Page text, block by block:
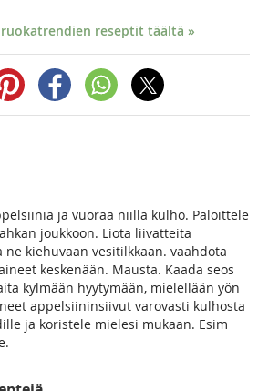
reseptit täältä »
ja vuoraa niillä kulho. Paloittele
joukkoon. Liota liivatteita
ne kiehuvaan vesitilkkaan. vaahdota
keskenään. Mausta. Kaada seos
kylmään hyytymään, mielellään yön
appelsiininsiivut varovasti kulhosta
ja koristele mielesi mukaan. Esim